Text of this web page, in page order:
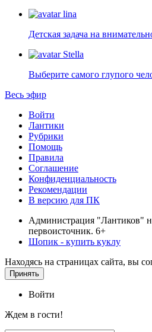
lina
Детская задача на
Stella
Выберите самого глупого
Весь эфир
Войти
Лантики
Рубрики
Помощь
Правила
Соглашение
Конфиденциальность
Рекомендации
В версию для ПК
Администрация "Лантиков"
первоисточник. 6+
Шопик - купить куклу
Находясь на страницах сайта, вы
Принять
Войти
Ждем в гости!